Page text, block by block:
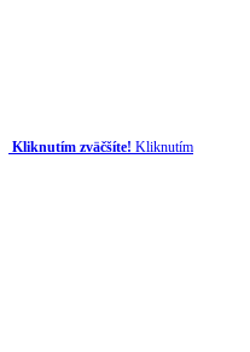
Kliknutím zväčšíte! Kliknutím